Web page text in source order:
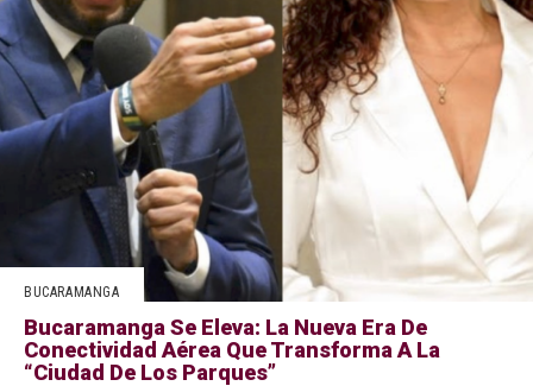
BUCARAMANGA
Bucaramanga Se Eleva: La Nueva Era De
Conectividad Aérea Que Transforma A La
“Ciudad De Los Parques”